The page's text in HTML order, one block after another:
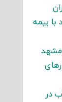
با بیمه
مشهد
در